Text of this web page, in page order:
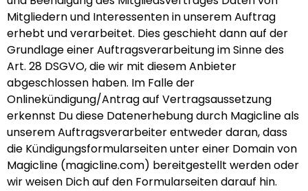
Mitgliedern und Interessenten in unserem Auftrag
erhebt und verarbeitet. Dies geschieht dann auf der
Grundlage einer Auftragsverarbeitung im Sinne des
Art. 28 DSGVO, die wir mit diesem Anbieter
abgeschlossen haben. Im Falle der
Onlinekündigung/Antrag auf Vertragsaussetzung
erkennst Du diese Datenerhebung durch Magicline als
unserem Auftragsverarbeiter entweder daran, dass
die Kündigungsformularseiten unter einer Domain von
Magicline (magicline.com) bereitgestellt werden oder
wir weisen Dich auf den Formularseiten darauf hin.